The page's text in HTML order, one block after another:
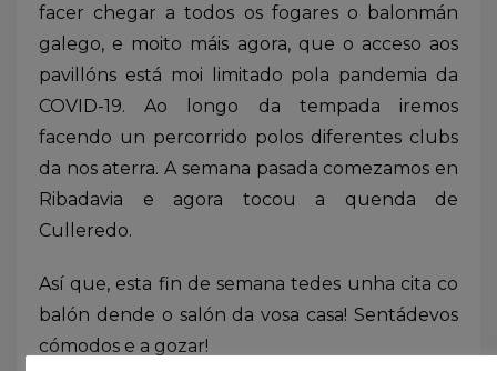
facer chegar a todos os fogares o balonmán
galego, e moito máis agora, que o acceso aos
pavillóns está moi limitado pola pandemia da
COVID-19. Ao longo da tempada iremos
facendo un percorrido polos diferentes clubs
da nos aterra. A semana pasada comezamos en
Ribadavia e agora tocou a quenda de
Culleredo.
Así que, esta fin de semana tedes unha cita co
balón dende o salón da vosa casa! Sentádevos
cómodos e a gozar!